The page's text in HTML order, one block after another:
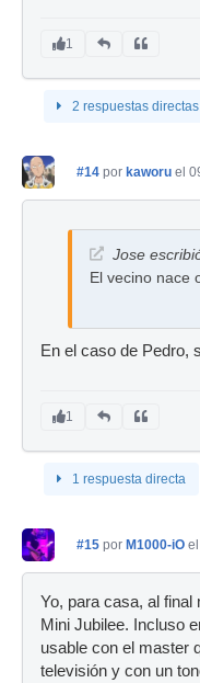
1
2 respuestas directas
#14 por kaworu el
Jose
El vecino nace
En el caso de Pedro,
1
1 respuesta directa
#15 por M1000-iO
Yo, para casa, al
Mini Jubilee. Incluso
usable con el master
televisión y con un